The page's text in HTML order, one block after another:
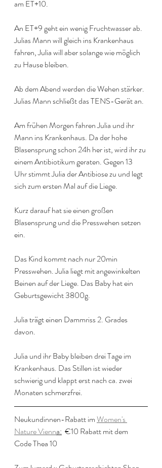
am ET+10.
An ET+9 geht ein wenig Fruchtwasser ab.
Julias Mann will gleich ins Krankenhaus
fahren, Julia will aber solange wie möglich
zu Hause bleiben.
Ab dem Abend werden die Wehen stärker.
Julias Mann schließt das TENS-Gerät an.
Am frühen Morgen fahren Julia und ihr
Mann ins Krankenhaus. Da der hohe
Blasensprung schon 24h her ist, wird ihr zu
einem Antibiotikum geraten. Gegen 13
Uhr stimmt Julia der Antibiose zu und legt
sich zum ersten Mal auf die Liege.
Kurz darauf hat sie einen großen
Blasensprung und die Presswehen setzen
ein.
Das Kind kommt nach nur 20min
Presswehen. Julia liegt mit angewinkelten
Beinen auf der Liege. Das Baby hat ein
Geburtsgewicht 3800g.
Julia trägt einen Dammriss 2. Grades
davon.
Julia und ihr Baby bleiben drei Tage im
Krankenhaus. Das Stillen ist wieder
schwierig und klappt erst nach ca. zwei
Monaten schmerzfrei.
Neukundinnen-Rabatt im Women's
Nature Vienna:
  €10 Rabatt mit dem
Code Thea 10